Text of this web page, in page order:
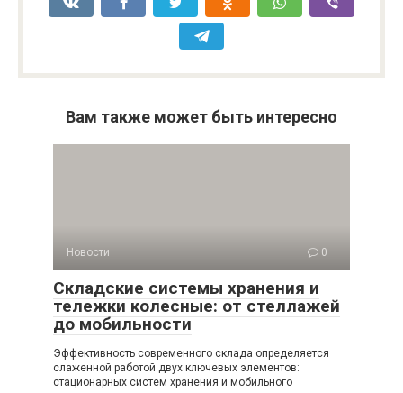
Вам также может быть интересно
Новости 0
Складские системы хранения и
тележки колесные: от стеллажей
до мобильности
Эффективность современного склада определяется
слаженной работой двух ключевых элементов:
стационарных систем хранения и мобильного